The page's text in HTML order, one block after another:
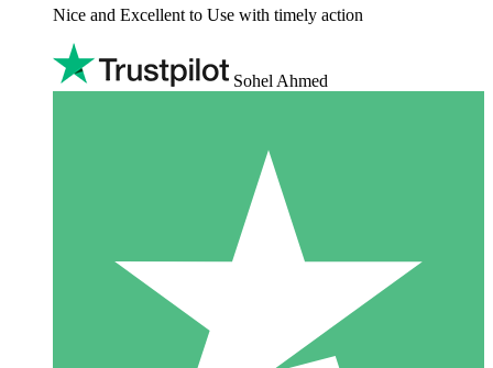
Nice and Excellent to Use with timely action
Sohel Ahmed